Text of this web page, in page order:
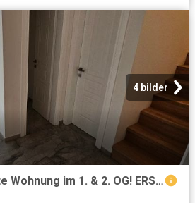
4 bilder
2,5 Raum Maisonette Wohnung im 1. & 2. OG! ERSTBEZUG